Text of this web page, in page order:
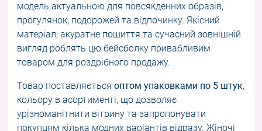
модель актуальною для повсякденних образів,
прогулянок, подорожей та відпочинку. Якісний
матеріал, акуратне пошиття та сучасний зовнішній
вигляд роблять цю бейсболку привабливим
товаром для роздрібного продажу.
Товар поставляється оптом упаковками по 5 штук,
кольору в асортименті, що дозволяє
урізноманітнити вітрину та запропонувати
покупцям кілька модних варіантів відразу. Жіночі